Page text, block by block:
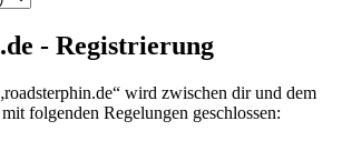
- Registrierung
wird zwischen dir und dem
folgenden Regelungen geschlossen: